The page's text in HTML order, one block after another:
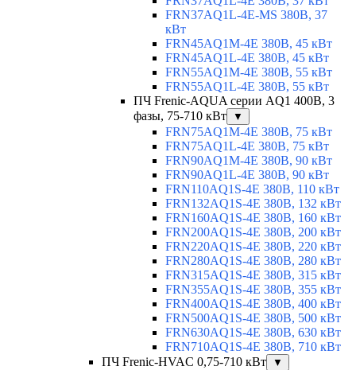
FRN37AQ1L-4E-MS 380В, 37
кВт
FRN45AQ1M-4E 380В, 45 кВт
FRN45AQ1L-4E 380В, 45 кВт
FRN55AQ1M-4E 380В, 55 кВт
FRN55AQ1L-4E 380В, 55 кВт
ПЧ Frenic-AQUA серии AQ1 400В, 3
фазы, 75-710 кВт
▼
FRN75AQ1M-4E 380В, 75 кВт
FRN75AQ1L-4E 380В, 75 кВт
FRN90AQ1M-4E 380В, 90 кВт
FRN90AQ1L-4E 380В, 90 кВт
FRN110AQ1S-4E 380В, 110 кВт
FRN132AQ1S-4E 380В, 132 кВт
FRN160AQ1S-4E 380В, 160 кВт
FRN200AQ1S-4E 380В, 200 кВт
FRN220AQ1S-4E 380В, 220 кВт
FRN280AQ1S-4E 380В, 280 кВт
FRN315AQ1S-4E 380В, 315 кВт
FRN355AQ1S-4E 380В, 355 кВт
FRN400AQ1S-4E 380В, 400 кВт
FRN500AQ1S-4E 380В, 500 кВт
FRN630AQ1S-4E 380В, 630 кВт
FRN710AQ1S-4E 380В, 710 кВт
ПЧ Frenic-HVAC 0,75-710 кВт
▼